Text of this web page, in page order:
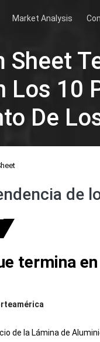
Market Analysis
Sheet
Los 10
De
de
termina
de la Lámina de